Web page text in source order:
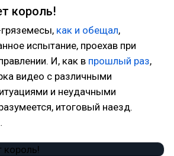
король!
как и обещал,
испытание, проехав при
И, как в прошлый раз,
видео с различными
и неудачными
итоговый наезд.